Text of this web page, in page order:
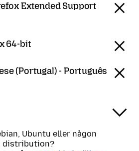
Extended Support
64-bit
(Portugal) - Português
Ubuntu eller någon
distribution?